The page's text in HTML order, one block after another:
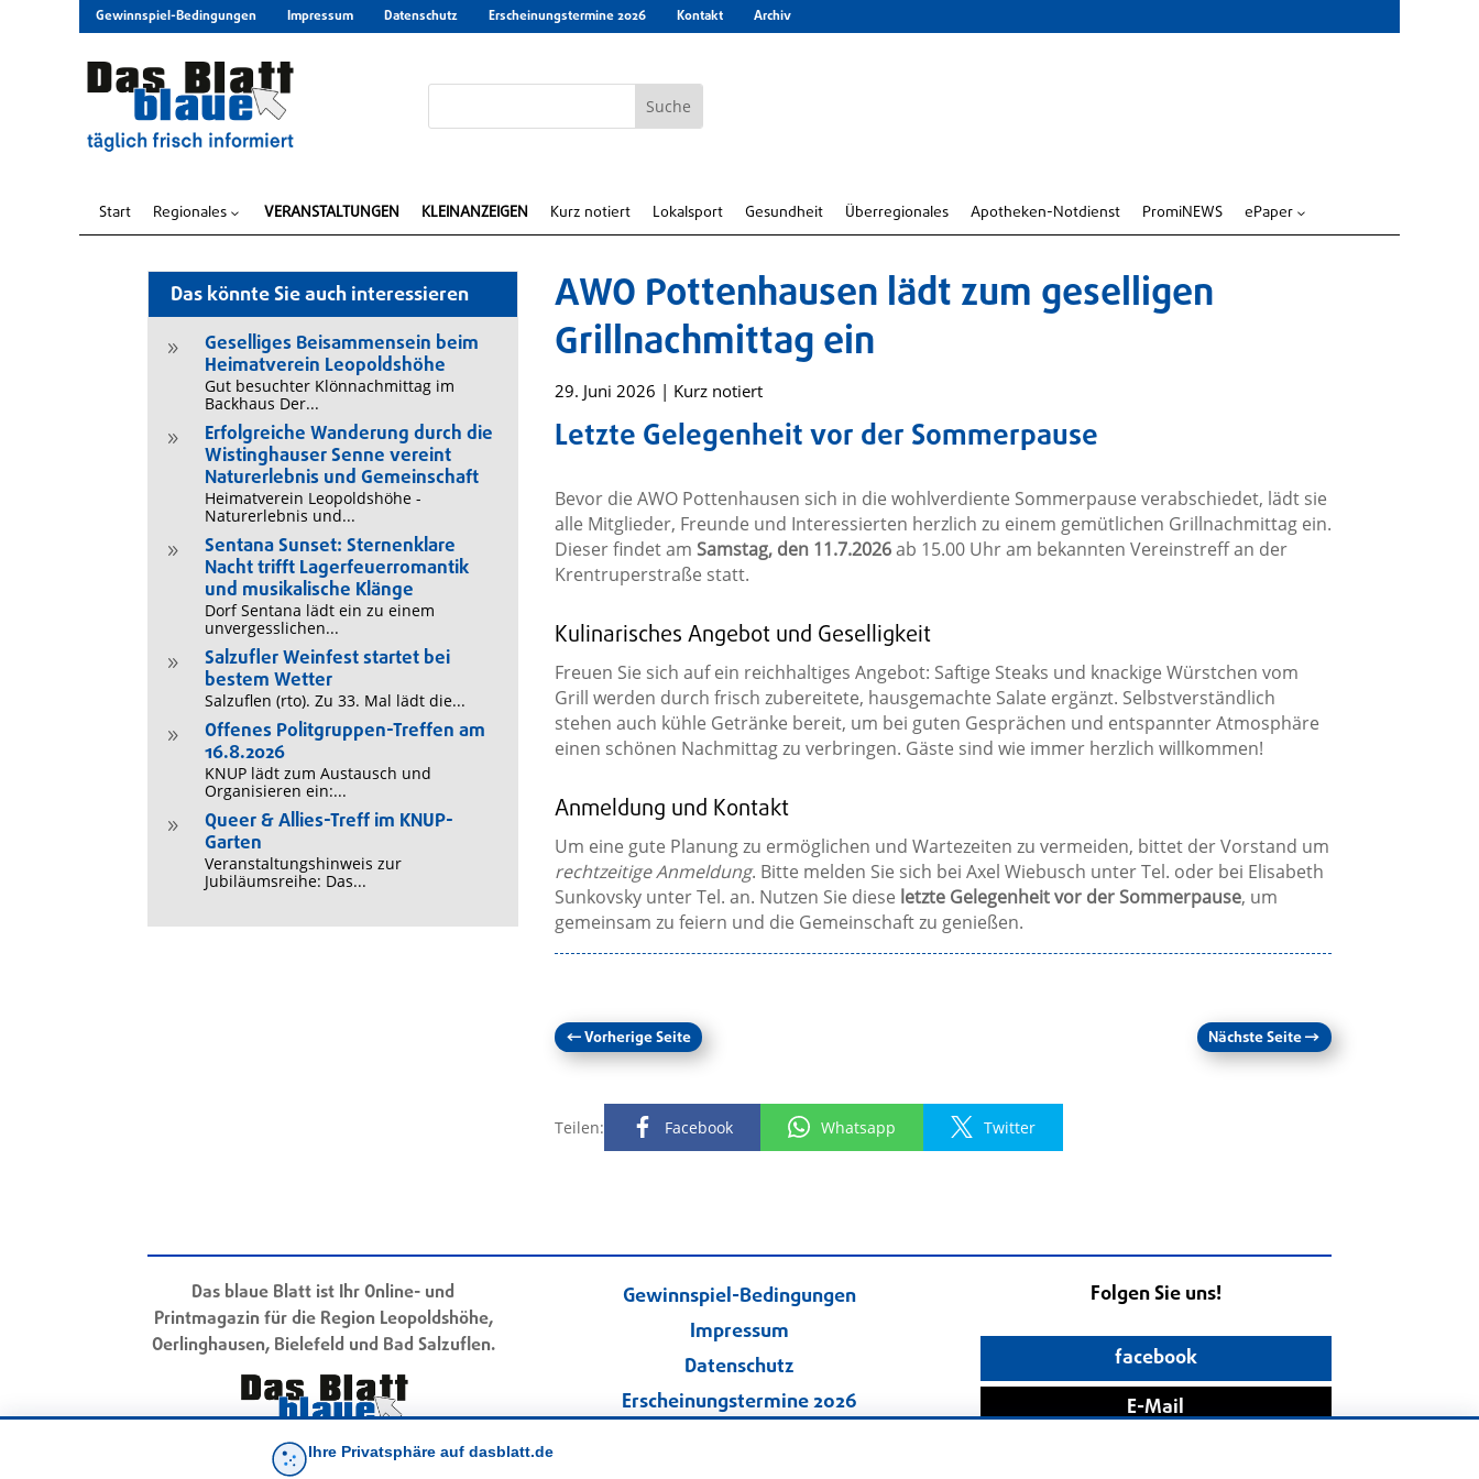
Gewinnspiel-Bedingungen Impressum Datenschutz Erscheinungstermine 2026 Kontakt Archiv
Start Regionales 3 VERANSTALTUNGEN KLEINANZEIGEN Kurz notiert Lokalsport Gesundheit Überregionales Apotheken-Notdienst PromiNEWS ePaper 3
Das könnte Sie auch interessieren
9
Geselliges Beisammensein beim
Heimatverein Leopoldshöhe
Gut besuchter Klönnachmittag im
Backhaus Der...
9
Erfolgreiche Wanderung durch die
Wistinghauser Senne vereint
Naturerlebnis und Gemeinschaft
Heimatverein Leopoldshöhe -
Naturerlebnis und...
9
Sentana Sunset: Sternenklare
Nacht trifft Lagerfeuerromantik
und musikalische Klänge
Dorf Sentana lädt ein zu einem
unvergesslichen...
9
Salzufler Weinfest startet bei
bestem Wetter
Salzuflen (rto). Zu 33. Mal lädt die...
9
Offenes Politgruppen-Treffen am
16.8.2026
KNUP lädt zum Austausch und
Organisieren ein:...
9
Queer & Allies-Treff im KNUP-
Garten
Veranstaltungshinweis zur
Jubiläumsreihe: Das...
AWO Pottenhausen lädt zum geselligen
Grillnachmittag ein
29. Juni 2026 | Kurz notiert
Letzte Gelegenheit vor der Sommerpause
Bevor die AWO Pottenhausen sich in die wohlverdiente Sommerpause verabschiedet, lädt sie
alle Mitglieder, Freunde und Interessierten herzlich zu einem gemütlichen Grillnachmittag ein.
Dieser findet am Samstag, den 11.7.2026ab 15.00 Uhr am bekannten Vereinstreff an der
Krentruperstraße statt.
Kulinarisches Angebot und Geselligkeit
Freuen Sie sich auf ein reichhaltiges Angebot: Saftige Steaks und knackige Würstchen vom
Grill werden durch frisch zubereitete, hausgemachte Salate ergänzt. Selbstverständlich
stehen auch kühle Getränke bereit, um bei guten Gesprächen und entspannter Atmosphäre
einen schönen Nachmittag zu verbringen. Gäste sind wie immer herzlich willkommen!
Anmeldung und Kontakt
Um eine gute Planung zu ermöglichen und Wartezeiten zu vermeiden, bittet der Vorstand um
rechtzeitige Anmeldung. Bitte melden Sie sich bei Axel Wiebusch unter Tel. oder bei Elisabeth
Sunkovsky unter Tel. an. Nutzen Sie diese letzte Gelegenheit vor der Sommerpause, um
gemeinsam zu feiern und die Gemeinschaft zu genießen.
←Vorherige Seite Nächste Seite→
Teilen: Facebook Whatsapp Twitter
Das blaue Blatt ist Ihr Online- und
Printmagazin für die Region Leopoldshöhe,
Oerlinghausen, Bielefeld und Bad Salzuflen.
Gewinnspiel-Bedingungen
Impressum
Datenschutz
Erscheinungstermine 2026
Folgen Sie uns!
facebook
E-Mail
Ihre Privatsphäre auf dasblatt.de